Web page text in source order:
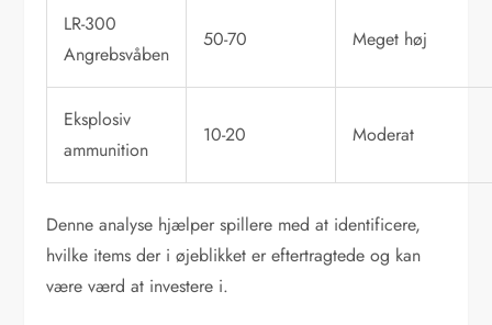
LR-300
Angrebsvåben
50-70 Meget høj
Eksplosiv
ammunition
10-20 Moderat
Denne analyse hjælper spillere med at identificere,
hvilke items der i øjeblikket er eftertragtede og kan
være værd at investere i.